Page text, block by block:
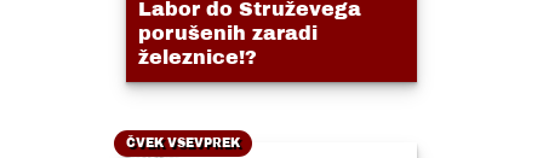
Labor do Struževega
porušenih zaradi
železnice!?
ČVEK VSEVPREK